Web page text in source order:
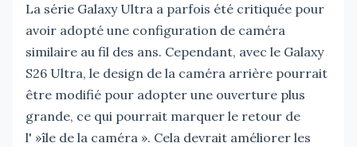
La série Galaxy Ultra a parfois été critiquée pour
avoir adopté une configuration de caméra
similaire au fil des ans. Cependant, avec le Galaxy
S26 Ultra, le design de la caméra arrière pourrait
être modifié pour adopter une ouverture plus
grande, ce qui pourrait marquer le retour de
l' »île de la caméra ». Cela devrait améliorer les